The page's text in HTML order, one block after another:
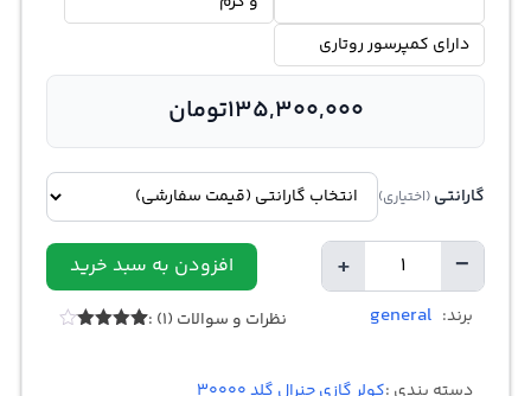
دارای کمپرسور روتاری
135,300,000تومان
گارانتی (اختیاری)
−
تعداد + افزودن به سبد خرید
برند: general نظرات و سوالات (1) :